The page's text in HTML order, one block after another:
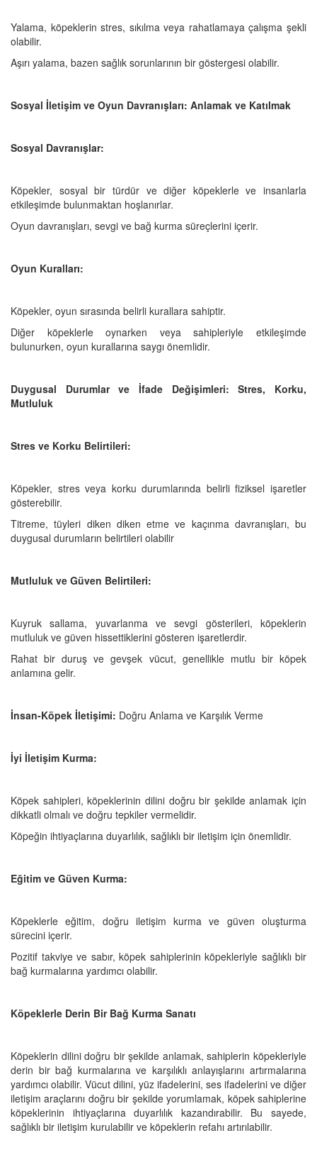
Yalama, köpeklerin stres, sıkılma veya rahatlamaya çalışma şekli
olabilir.
Aşırı yalama, bazen sağlık sorunlarının bir göstergesi olabilir.
Sosyal İletişim ve Oyun Davranışları: Anlamak ve Katılmak
Sosyal Davranışlar:
Köpekler, sosyal bir türdür ve diğer köpeklerle ve insanlarla
etkileşimde bulunmaktan hoşlanırlar.
Oyun davranışları, sevgi ve bağ kurma süreçlerini içerir.
Oyun Kuralları:
Köpekler, oyun sırasında belirli kurallara sahiptir.
Diğer köpeklerle oynarken veya sahipleriyle etkileşimde
bulunurken, oyun kurallarına saygı önemlidir.
Duygusal Durumlar ve İfade Değişimleri: Stres, Korku,
Mutluluk
Stres ve Korku Belirtileri:
Köpekler, stres veya korku durumlarında belirli fiziksel işaretler
gösterebilir.
Titreme, tüyleri diken diken etme ve kaçınma davranışları, bu
duygusal durumların belirtileri olabilir
Mutluluk ve Güven Belirtileri:
Kuyruk sallama, yuvarlanma ve sevgi gösterileri, köpeklerin
mutluluk ve güven hissettiklerini gösteren işaretlerdir.
Rahat bir duruş ve gevşek vücut, genellikle mutlu bir köpek
anlamına gelir.
İnsan-Köpek İletişimi: Doğru Anlama ve Karşılık Verme
İyi İletişim Kurma:
Köpek sahipleri, köpeklerinin dilini doğru bir şekilde anlamak için
dikkatli olmalı ve doğru tepkiler vermelidir.
Köpeğin ihtiyaçlarına duyarlılık, sağlıklı bir iletişim için önemlidir.
Eğitim ve Güven Kurma:
Köpeklerle eğitim, doğru iletişim kurma ve güven oluşturma
sürecini içerir.
Pozitif takviye ve sabır, köpek sahiplerinin köpekleriyle sağlıklı bir
bağ kurmalarına yardımcı olabilir.
Köpeklerle Derin Bir Bağ Kurma Sanatı
Köpeklerin dilini doğru bir şekilde anlamak, sahiplerin köpekleriyle
derin bir bağ kurmalarına ve karşılıklı anlayışlarını artırmalarına
yardımcı olabilir. Vücut dilini, yüz ifadelerini, ses ifadelerini ve diğer
iletişim araçlarını doğru bir şekilde yorumlamak, köpek sahiplerine
köpeklerinin ihtiyaçlarına duyarlılık kazandırabilir. Bu sayede,
sağlıklı bir iletişim kurulabilir ve köpeklerin refahı artırılabilir.